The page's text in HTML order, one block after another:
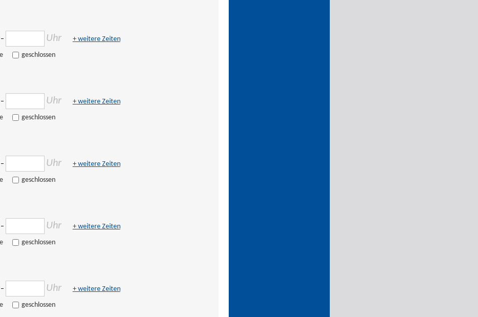
– Uhr + weitere Zeiten
geschlossen
– Uhr + weitere Zeiten
geschlossen
– Uhr + weitere Zeiten
geschlossen
– Uhr + weitere Zeiten
geschlossen
– Uhr + weitere Zeiten
geschlossen